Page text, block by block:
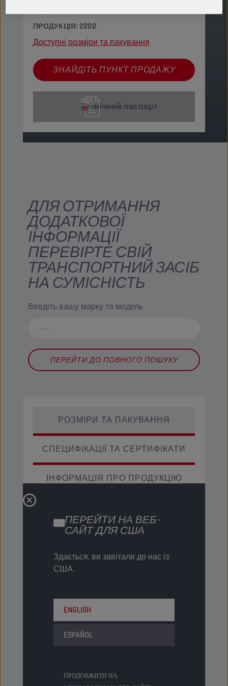
ПЕРЕЙТИ НА ВЕБ-
САЙТ ДЛЯ США
Здається, ви завітали до нас із
США.
ENGLISH
ESPAÑOL
ПРОДОВЖИТИ НА
ПРОДУКЦІЯ: 2202
Доступні розміри та пакування
ЗНАЙДІТЬ ПУНКТ ПРОДАЖУ
Технічний паспорт
ДЛЯ ОТРИМАННЯ
ДОДАТКОВОЇ
ІНФОРМАЦІЇ
ПЕРЕВІРТЕ СВІЙ
ТРАНСПОРТНИЙ ЗАСІБ
НА СУМІСНІСТЬ
Введіть вашу марку та модель
ПЕРЕЙТИ ДО ПОВНОГО ПОШУКУ
РОЗМІРИ ТА ПАКУВАННЯ
СПЕЦИФІКАЦІЇ ТА СЕРТИФІКАТИ
ІНФОРМАЦІЯ ПРО ПРОДУКЦІЮ
Код продукту
5413048217869
Status ЗВИЧАЙНИЙ